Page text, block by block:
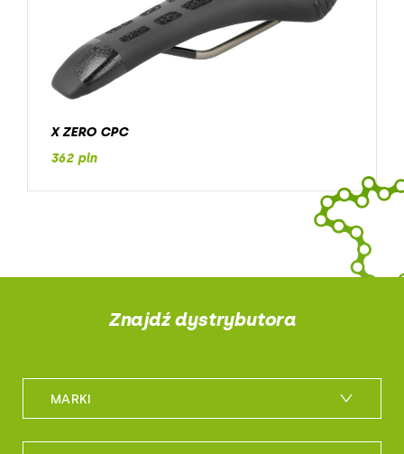
X ZERO CPC
362 pln
Znajdź dystrybutora
MARKI
m_bike